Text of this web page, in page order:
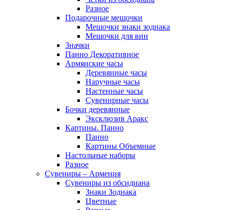
Разное
Подарочные мешочки
Мешочки знаки зодиака
Мешочки для вин
Значки
Панно Декоративное
Армянские часы
Деревянные часы
Наручные часы
Настенные часы
Сувенирные часы
Бочки деревянные
Эксклюзив Аракс
Картины. Панно
Панно
Картины Объемные
Настольные наборы
Разное
Сувениры – Армения
Сувениры из обсидиана
Знаки Зодиака
Цветные